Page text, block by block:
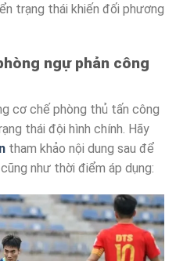
trạng thái khiến đối phương
ngự phản công
cơ chế phòng thủ tấn công
thái đội hình chính. Hãy
tham khảo nội dung sau để
như thời điểm áp dụng: